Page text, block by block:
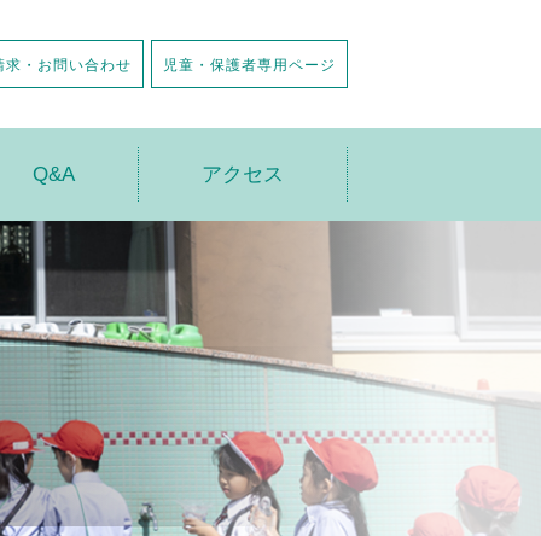
求・お問い合わせ 児童・保護者専用ページ
Q&A アクセス